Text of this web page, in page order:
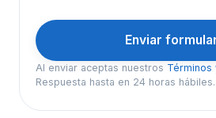
Enviar
Al enviar aceptas nuestros Términos
Respuesta hasta en 24 horas hábiles.